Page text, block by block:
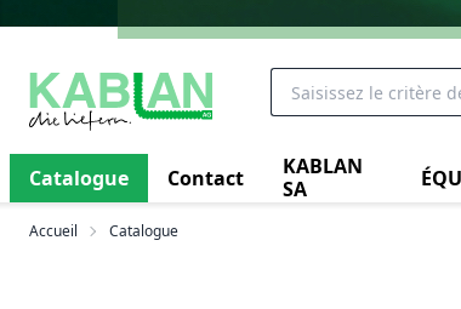
Catalogue Contact
KABLAN
SA
Accueil Catalogue